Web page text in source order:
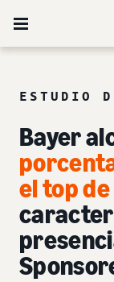
ESTUDIO
Bayer
el top